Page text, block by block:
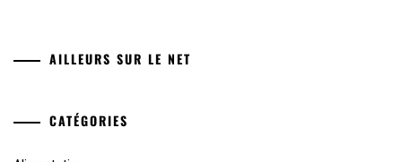
AILLEURS SUR LE NET
CATÉGORIES